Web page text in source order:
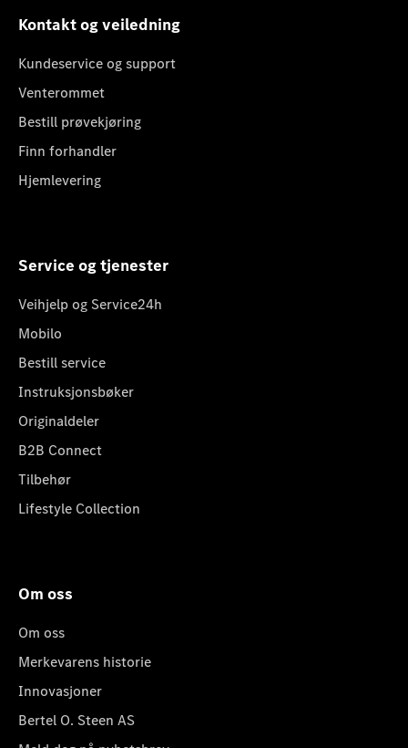
Kontakt og veiledning
Kundeservice og support
Venterommet
Bestill prøvekjøring
Finn forhandler
Hjemlevering
Service og tjenester
Veihjelp og Service24h
Mobilo
Bestill service
Instruksjonsbøker
Originaldeler
B2B Connect
Tilbehør
Lifestyle Collection
Om oss
Om oss
Merkevarens historie
Innovasjoner
Bertel O. Steen AS